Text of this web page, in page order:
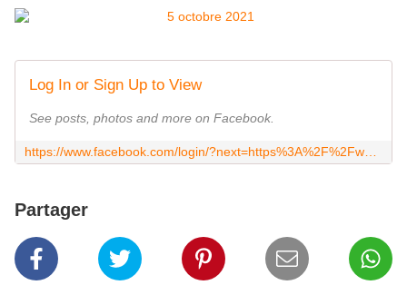
Log In or Sign Up to View
See posts, photos and more on Facebook.
Partager